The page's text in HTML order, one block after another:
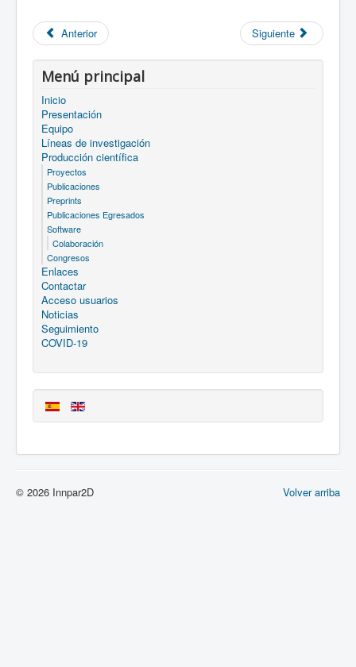
Anterior Siguiente
Menú principal
Inicio
Presentación
Equipo
Líneas de investigación
Producción científica
Proyectos
Publicaciones
Preprints
Publicaciones Egresados
Software
Colaboración
Congresos
Enlaces
Contactar
Acceso usuarios
Noticias
Seguimiento
COVID-19
Volver arriba
© 2026 Innpar2D